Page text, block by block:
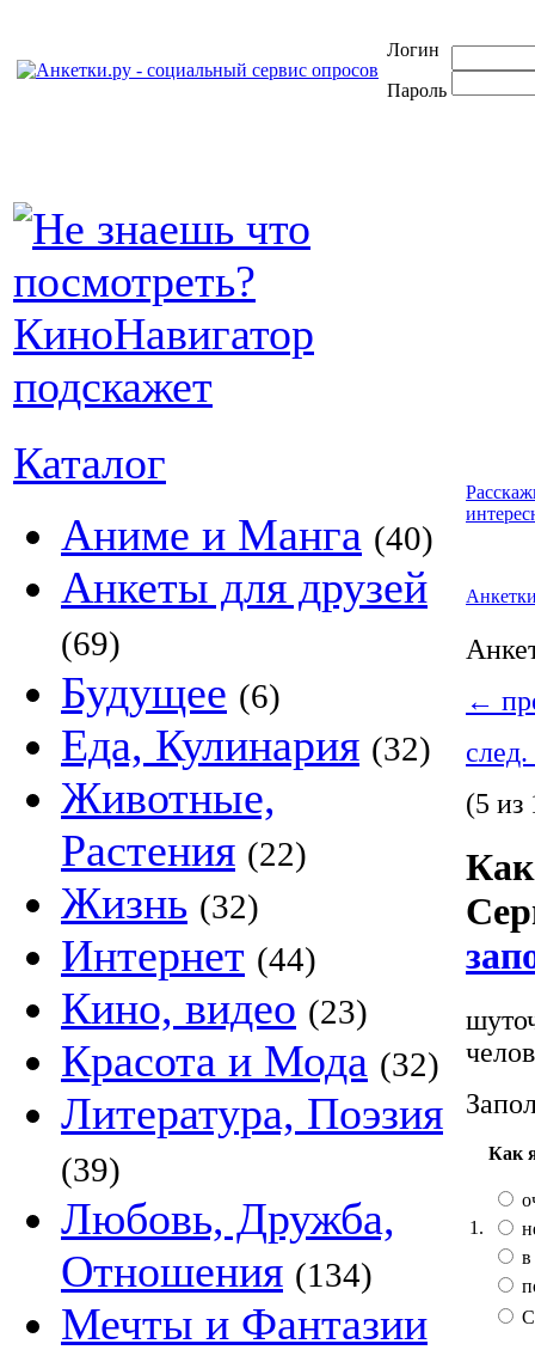
Логин
Пароль
Каталог
Аниме и Манга (40)
Анкеты для друзей
(69)
Будущее (6)
Еда, Кулинария (32)
Животные,
Растения (22)
Жизнь (32)
Интернет (44)
Кино, видео (23)
Красота и Мода (32)
Литература, Поэзия
(39)
Любовь, Дружба,
Отношения (134)
Мечты и Фантазии
←
(5 из
1.
Как
в